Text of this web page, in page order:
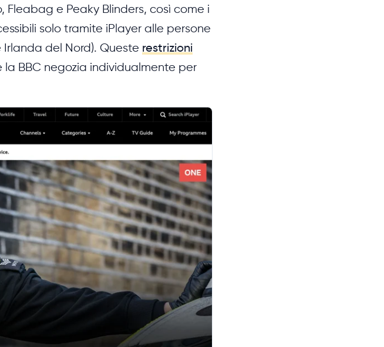
Fleabag e Peaky Blinders, così come i
solo tramite iPlayer alle persone
Irlanda del Nord). Queste restrizioni
BBC negozia individualmente per